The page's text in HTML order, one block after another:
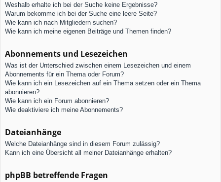
Weshalb erhalte ich bei der Suche keine Ergebnisse?
Warum bekomme ich bei der Suche eine leere Seite?
Wie kann ich nach Mitgliedern suchen?
Wie kann ich meine eigenen Beiträge und Themen finden?
Abonnements und Lesezeichen
Was ist der Unterschied zwischen einem Lesezeichen und einem
Abonnements für ein Thema oder Forum?
Wie kann ich ein Lesezeichen auf ein Thema setzen oder ein Thema
abonnieren?
Wie kann ich ein Forum abonnieren?
Wie deaktiviere ich meine Abonnements?
Dateianhänge
Welche Dateianhänge sind in diesem Forum zulässig?
Kann ich eine Übersicht all meiner Dateianhänge erhalten?
phpBB betreffende Fragen